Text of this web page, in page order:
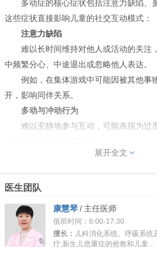
多动症的核心症状包括注意力缺陷、
这些症状直接影响儿童的社交互动模式：
注意力缺陷
难以长时间维持对他人或活动的关注
中频繁分心、中途退出或忽略他人表达。
例如，在集体游戏中可能因被其他事
开，影响同伴关系。
多动与冲动行为
难以安静地参与互动，可能表现为过
冲动行为可能导致言语或行为上的冲
二、多动症儿童的社交行为特点
对互动的渴望与矛盾
渴望社交：许多多动症儿童喜欢与他
要高能量输出的活动(如追逐游戏、角色扮
矛盾表现：由于注意力难以集中或冲
展开全文
医生团队
康慧琴/ 主任医师
值班时间：8:00-17:30
擅长： 儿科消化系统、呼吸系统
疗;新生儿危重症的抢救和儿童...